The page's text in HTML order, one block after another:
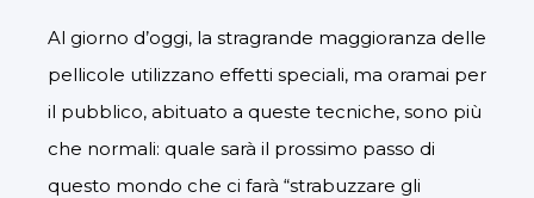
Al giorno d’oggi, la stragrande maggioranza delle
pellicole utilizzano effetti speciali, ma oramai per
il pubblico, abituato a queste tecniche, sono più
che normali: quale sarà il prossimo passo di
questo mondo che ci farà “strabuzzare gli